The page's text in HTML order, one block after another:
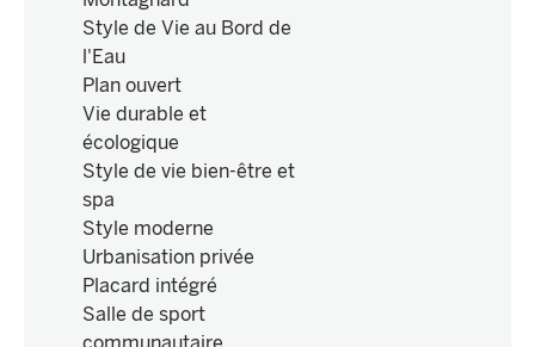
Style de Vie au Bord de
l'Eau
Plan ouvert
Vie durable et
écologique
Style de vie bien-être et
spa
Style moderne
Urbanisation privée
Placard intégré
Salle de sport